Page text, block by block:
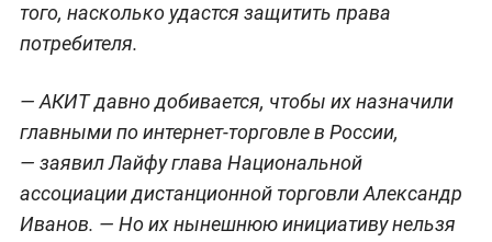
того, насколько удастся защитить права
потребителя.
— АКИТ давно добивается, чтобы их назначили
главными по интернет-торговле в России,
— заявил Лайфу глава Национальной
ассоциации дистанционной торговли Александр
Иванов. — Но их нынешнюю инициативу нельзя